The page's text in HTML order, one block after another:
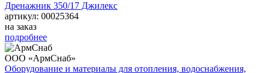
Дренажник 350/17 Джилекс
артикул: 00025364
на заказ
подробнее
ООО «АрмСнаб»
Оборудование и материалы для отопления, водоснабжения,